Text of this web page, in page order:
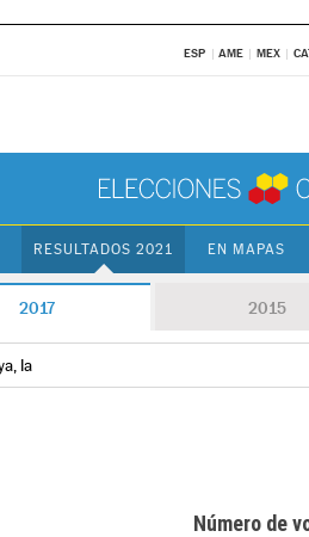
ESP AME MEX
RESULTADOS 2021 EN MAPAS
2017 2015
la
Número de